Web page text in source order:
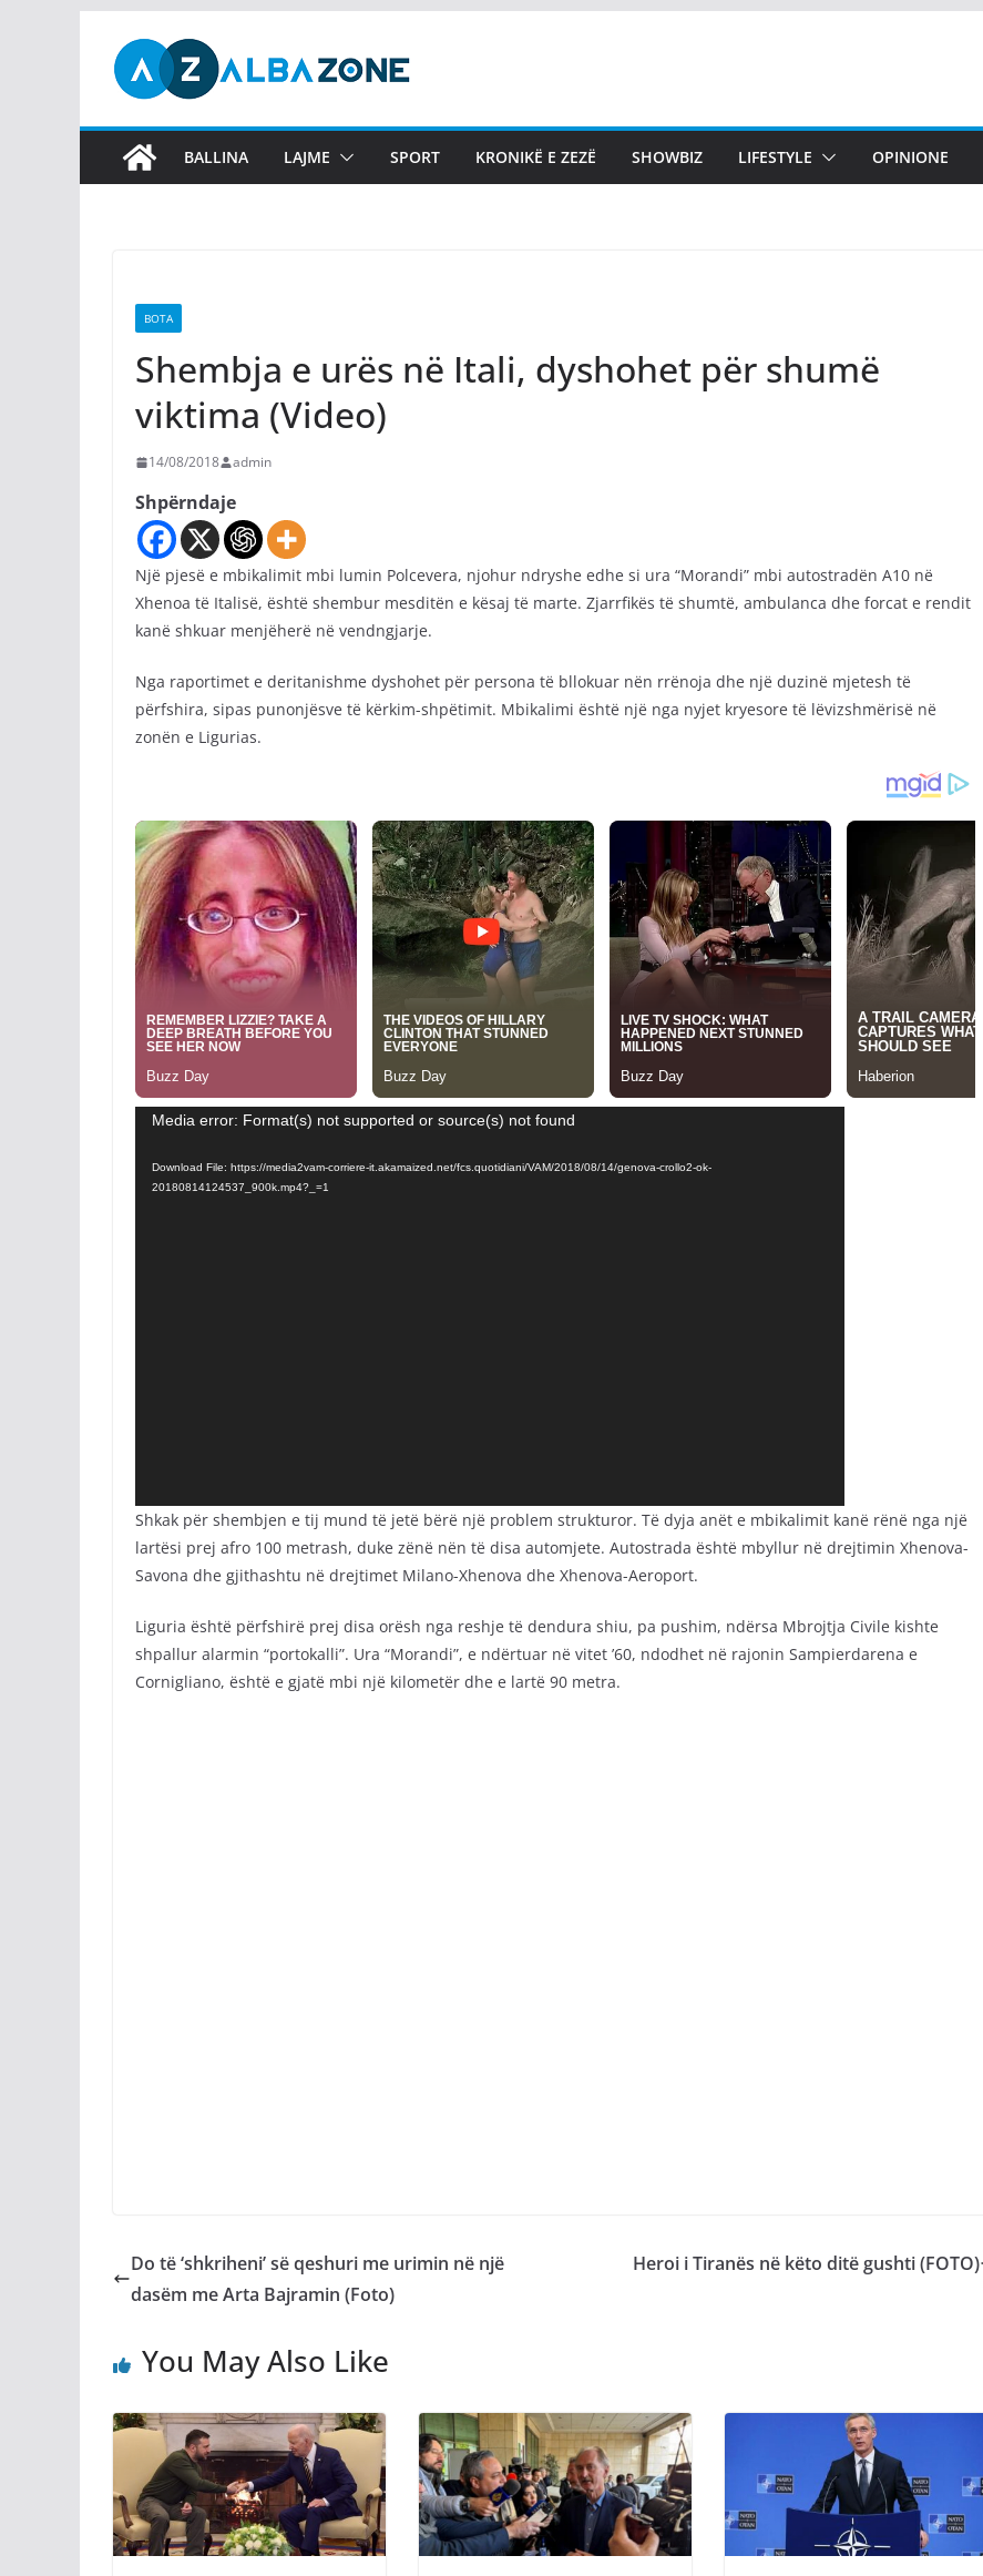
content
BALLINA LAJME SPORT KRONIKË E ZEZË SHOWBIZ LIFESTYLE OPINIONE
BOTA
Shembja e urës në Itali, dyshohet për shumë
viktima (Video)
14/08/2018 admin
Shpërndaje
Një pjesë e mbikalimit mbi lumin Polcevera, njohur ndryshe edhe si ura “Morandi” mbi autostradën A10 në
Xhenoa të Italisë, është shembur mesditën e kësaj të marte. Zjarrfikës të shumtë, ambulanca dhe forcat e rendit
kanë shkuar menjëherë në vendngjarje.
Nga raportimet e deritanishme dyshohet për persona të bllokuar nën rrënoja dhe një duzinë mjetesh të
përfshira, sipas punonjësve të kërkim-shpëtimit. Mbikalimi është një nga nyjet kryesore të lëvizshmërisë në
zonën e Ligurias.
Video
Media error: Format(s) not supported or source(s) not found
Download File: https://media2vam-corriere-it.akamaized.net/fcs.quotidiani/VAM/2018/08/14/genova-crollo2-ok-
20180814124537_900k.mp4?_=1
Shkak për shembjen e tij mund të jetë bërë një problem strukturor. Të dyja anët e mbikalimit kanë rënë nga një
lartësi prej afro 100 metrash, duke zënë nën të disa automjete. Autostrada është mbyllur në drejtimin Xhenova-
Savona dhe gjithashtu në drejtimet Milano-Xhenova dhe Xhenova-Aeroport.
Liguria është përfshirë prej disa orësh nga reshje të dendura shiu, pa pushim, ndërsa Mbrojtja Civile kishte
shpallur alarmin “portokalli”. Ura “Morandi”, e ndërtuar në vitet ’60, ndodhet në rajonin Sampierdarena e
Cornigliano, është e gjatë mbi një kilometër dhe e lartë 90 metra.
Do të ‘shkriheni’ së qeshuri me urimin në një
dasëm me Arta Bajramin (Foto)
​Heroi i Tiranës në këto ditë gushti (FOTO)
You May Also Like